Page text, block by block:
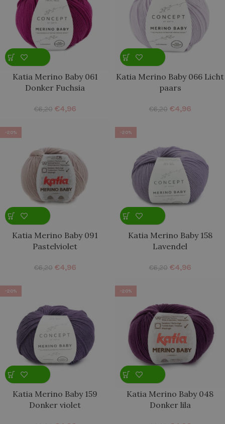
Katia Merino Baby 061
Donker Fuchsia
€6,20 €4,96
Katia Merino Baby 066 Licht
paars
€6,20 €4,96
-20%
Katia Merino Baby 091
Pastelviolet
€6,20 €4,96
-20%
Katia Merino Baby 158
Lavendel
€6,20 €4,96
-20%
Katia Merino Baby 159
Donker violet
-20%
Katia Merino Baby 048
Donker lila